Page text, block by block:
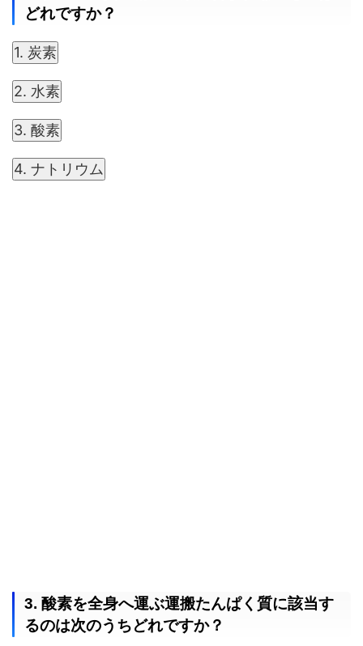
どれですか？
1. 炭素
2. 水素
3. 酸素
4. ナトリウム
3. 酸素を全身へ運ぶ運搬たんぱく質に該当す
るのは次のうちどれですか？